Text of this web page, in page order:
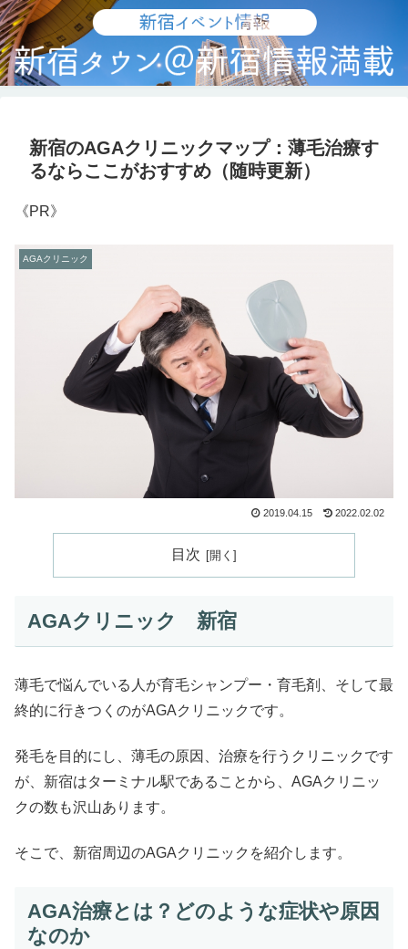
新宿のAGAクリニックマップ：薄毛治療す
るならここがおすすめ（随時更新）
《PR》
AGAクリニック
2019.04.15 2022.02.02
目次
AGAクリニック 新宿
薄毛で悩んでいる人が育毛シャンプー・育毛剤、そして最
終的に行きつくのがAGAクリニックです。
発毛を目的にし、薄毛の原因、治療を行うクリニックです
が、新宿はターミナル駅であることから、AGAクリニッ
クの数も沢山あります。
そこで、新宿周辺のAGAクリニックを紹介します。
AGA治療とは？どのような症状や原因
なのか